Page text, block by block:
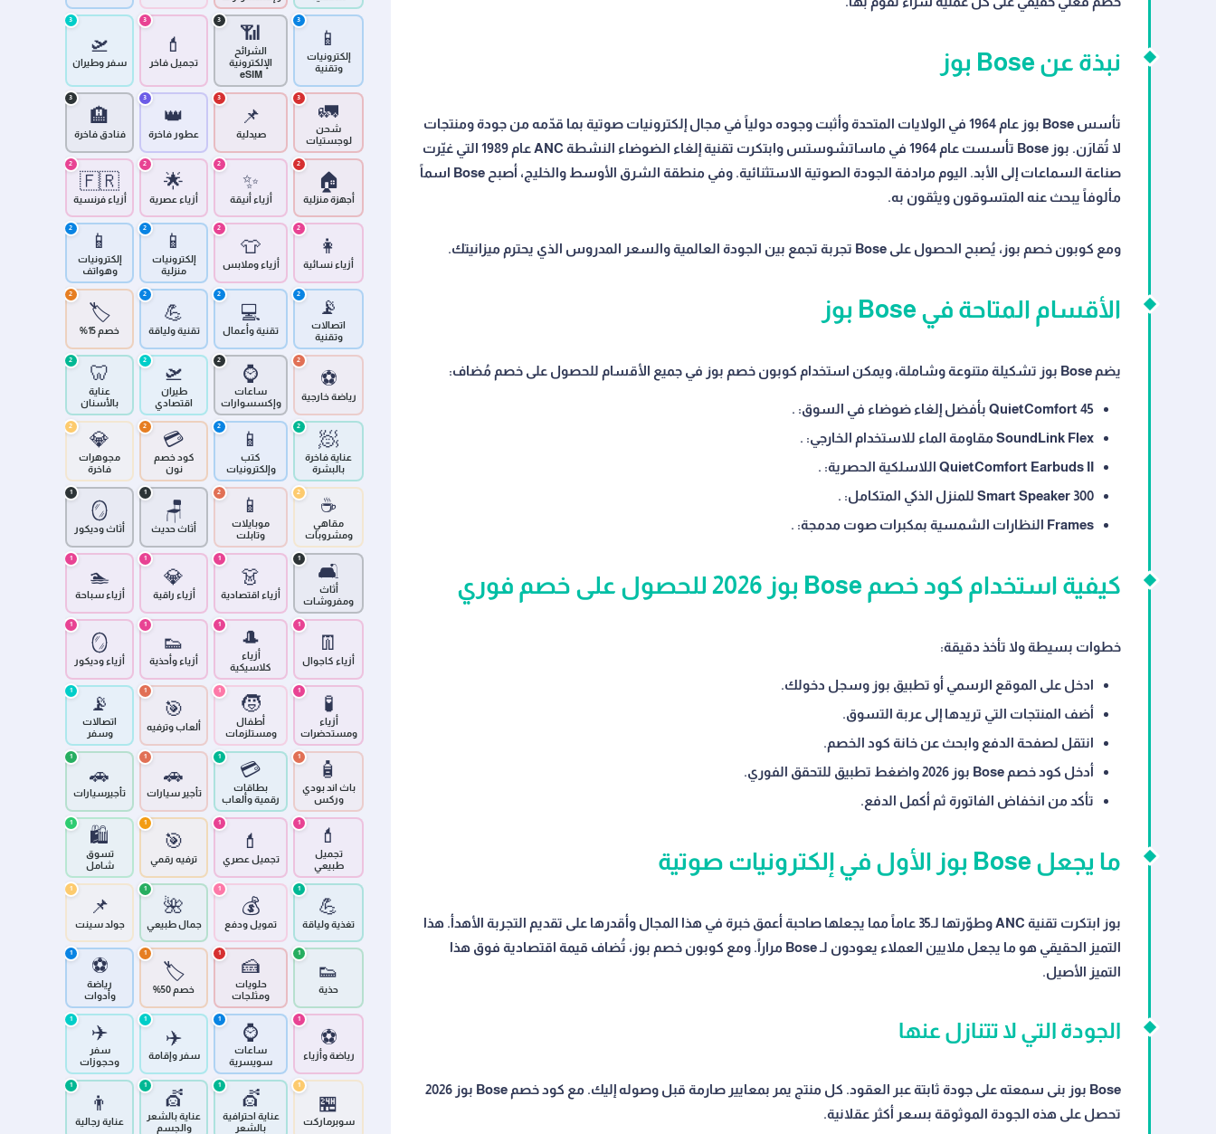
نبذة عن Bose بوز
تأسس Bose بوز عام 1964 في الولايات المتحدة وأثبت وجوده دولياً في مجال إلكترونيات صوتية بما قدّمه من جودة ومنتجات
لا تُقارَن. بوز Bose تأسست عام 1964 في ماساتشوستس وابتكرت تقنية إلغاء الضوضاء النشطة ANC عام 1989 التي غيّرت
صناعة السماعات إلى الأبد. اليوم مرادفة الجودة الصوتية الاستثنائية. وفي منطقة الشرق الأوسط والخليج، أصبح Bose اسماً
مألوفاً يبحث عنه المتسوقون ويثقون به.
ومع كوبون خصم بوز، يُصبح الحصول على Bose تجربة تجمع بين الجودة العالمية والسعر المدروس الذي يحترم ميزانيتك.
الأقسام المتاحة في Bose بوز
يضم Bose بوز تشكيلة متنوعة وشاملة، ويمكن استخدام كوبون خصم بوز في جميع الأقسام للحصول على خصم مُضاف:
QuietComfort 45 بأفضل إلغاء ضوضاء في السوق:
.
SoundLink Flex مقاومة الماء للاستخدام الخارجي:
.
QuietComfort Earbuds II اللاسلكية الحصرية:
.
Smart Speaker 300 للمنزل الذكي المتكامل:
.
Frames النظارات الشمسية بمكبرات صوت مدمجة:
.
كيفية استخدام كود خصم Bose بوز 2026 للحصول على خصم فوري
خطوات بسيطة ولا تأخذ دقيقة:
ادخل على الموقع الرسمي أو تطبيق بوز وسجل دخولك.
أضف المنتجات التي تريدها إلى عربة التسوق.
انتقل لصفحة الدفع وابحث عن خانة كود الخصم.
أدخل كود خصم Bose بوز 2026 واضغط تطبيق للتحقق الفوري.
تأكد من انخفاض الفاتورة ثم أكمل الدفع.
ما يجعل Bose بوز الأول في إلكترونيات صوتية
بوز ابتكرت تقنية ANC وطوّرتها لـ35 عاماً مما يجعلها صاحبة أعمق خبرة في هذا المجال وأقدرها على تقديم التجربة الأهدأ. هذا
التميز الحقيقي هو ما يجعل ملايين العملاء يعودون لـ Bose مراراً. ومع كوبون خصم بوز، تُضاف قيمة اقتصادية فوق هذا
التميز الأصيل.
الجودة التي لا تتنازل عنها
Bose بوز بنى سمعته على جودة ثابتة عبر العقود. كل منتج يمر بمعايير صارمة قبل وصوله إليك. مع كود خصم Bose بوز 2026
تحصل على هذه الجودة الموثوقة بسعر أكثر عقلانية.
📱
إلكترونيات
وتقنية
3
📶
الشرائح
الإلكترونية
eSIM
3
💄
تجميل فاخر
3
🛫
سفر وطيران
3
🚛
شحن
لوجستيات
3
📌
صيدلية
3
👑
عطور فاخرة
3
🏨
فنادق فاخرة
3
🏠
أجهزة منزلية
2
✨
أزياء أنيقة
2
🌟
أزياء عصرية
2
🇫🇷
أزياء فرنسية
2
👩
أزياء نسائية
2
👕
أزياء وملابس
2
📱
إلكترونيات
منزلية
2
📱
إلكترونيات
وهواتف
2
📡
اتصالات
وتقنية
2
💻
تقنية وأعمال
2
💪
تقنية ولياقة
2
🏷️
خصم 15%
2
⚽
رياضة خارجية
2
⌚
ساعات
وإكسسوارات
2
🛫
طيران
اقتصادي
2
🦷
عناية
بالأسنان
2
🧖
عناية فاخرة
بالبشرة
2
📱
كتب
وإلكترونيات
2
💳
كود خصم
نون
2
💎
مجوهرات
فاخرة
2
☕
مقاهي
ومشروبات
2
📱
موبايلات
وتابلت
2
🪑
أثاث حديث
1
🪞
أثاث وديكور
1
🛋️
أثاث
ومفروشات
1
👗
أزياء اقتصادية
1
💎
أزياء راقية
1
🏊
أزياء سباحة
1
👖
أزياء كاجوال
1
🎩
أزياء
كلاسيكية
1
👟
أزياء وأحذية
1
🪞
أزياء وديكور
1
🧪
أزياء
ومستحضرات
1
🧒
أطفال
ومستلزمات
1
🎯
ألعاب وترفيه
1
📡
اتصالات
وسفر
1
🧴
باث اند بودي
وركس
1
💳
بطاقات
رقمية وألعاب
1
🚗
تأجير سيارات
1
🚗
تأجيرسيارات
1
💄
تجميل
طبيعي
1
💄
تجميل عصري
1
🎯
ترفيه رقمي
1
🛍️
تسوق
شامل
1
💪
تغذية ولياقة
1
💰
تمويل ودفع
1
🌺
جمال طبيعي
1
📌
جولد سينت
1
👟
حذية
1
🍰
حلويات
ومثلجات
1
🏷️
خصم 50%
1
⚽
رياضة
وأدوات
1
⚽
رياضة وأزياء
1
⌚
ساعات
سويسرية
1
✈️
سفر وإقامة
1
✈️
سفر
وحجوزات
1
🏪
سوبرماركت
1
💇
عناية احترافية
بالشعر
1
💇
عناية بالشعر
والجسم
1
👨
عناية رجالية
1